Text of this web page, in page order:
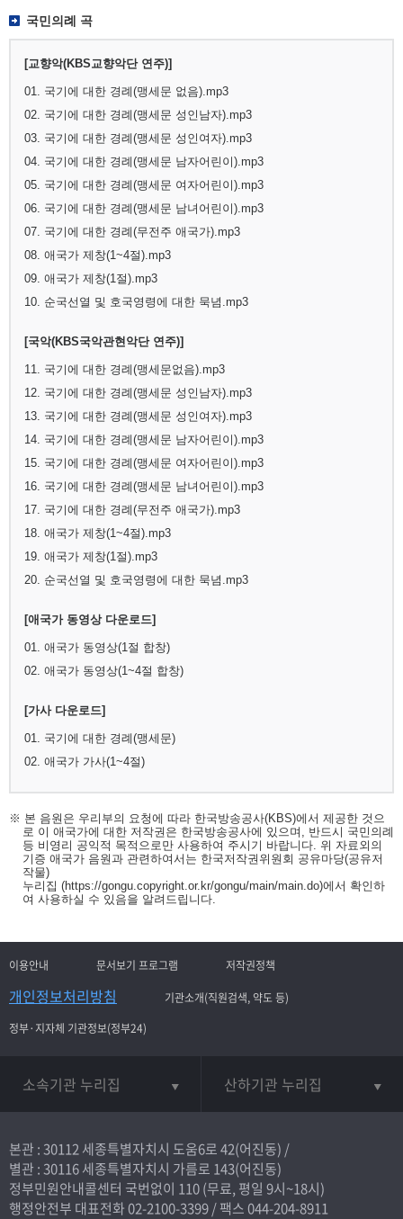
국민의례 곡
[교향악(KBS교향악단 연주)]
01. 국기에 대한 경례(맹세문 없음).mp3
02. 국기에 대한 경례(맹세문 성인남자).mp3
03. 국기에 대한 경례(맹세문 성인여자).mp3
04. 국기에 대한 경례(맹세문 남자어린이).mp3
05. 국기에 대한 경례(맹세문 여자어린이).mp3
06. 국기에 대한 경례(맹세문 남녀어린이).mp3
07. 국기에 대한 경례(무전주 애국가).mp3
08. 애국가 제창(1~4절).mp3
09. 애국가 제창(1절).mp3
10. 순국선열 및 호국영령에 대한 묵념.mp3
[국악(KBS국악관현악단 연주)]
11. 국기에 대한 경례(맹세문없음).mp3
12. 국기에 대한 경례(맹세문 성인남자).mp3
13. 국기에 대한 경례(맹세문 성인여자).mp3
14. 국기에 대한 경례(맹세문 남자어린이).mp3
15. 국기에 대한 경례(맹세문 여자어린이).mp3
16. 국기에 대한 경례(맹세문 남녀어린이).mp3
17. 국기에 대한 경례(무전주 애국가).mp3
18. 애국가 제창(1~4절).mp3
19. 애국가 제창(1절).mp3
20. 순국선열 및 호국영령에 대한 묵념.mp3
[애국가 동영상 다운로드]
01. 애국가 동영상(1절 합창)
02. 애국가 동영상(1~4절 합창)
[가사 다운로드]
01. 국기에 대한 경례(맹세문)
02. 애국가 가사(1~4절)
※ 본 음원은 우리부의 요청에 따라 한국방송공사(KBS)에서 제공한 것으
로 이 애국가에 대한 저작권은 한국방송공사에 있으며, 반드시 국민의례
등 비영리 공익적 목적으로만 사용하여 주시기 바랍니다. 위 자료외의
기증 애국가 음원과 관련하여서는 한국저작권위원회 공유마당(공유저
작물)
누리집 (https://gongu.copyright.or.kr/gongu/main/main.do)에서 확인하
여 사용하실 수 있음을 알려드립니다.
이용안내 문서보기 프로그램 저작권정책
개인정보처리방침
기관소개(직원검색, 약도 등)
정부·지자체 기관정보(정부24)
소속기관 누리집 산하기관 누리집
본관 : 30112 세종특별자치시 도움6로 42(어진동) /
별관 : 30116 세종특별자치시 가름로 143(어진동)
정부민원안내콜센터 국번없이 110(무료, 평일 9시~18시)
행정안전부 대표전화02-2100-3399/ 팩스 044-204-8911